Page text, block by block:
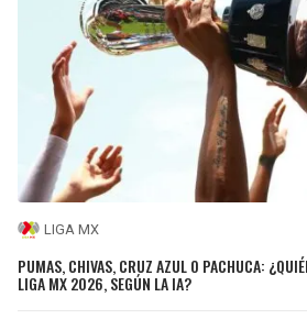
LIGA MX
PUMAS, CHIVAS, CRUZ AZUL O PACHUCA:
LIGA MX 2026, SEGÚN LA IA?